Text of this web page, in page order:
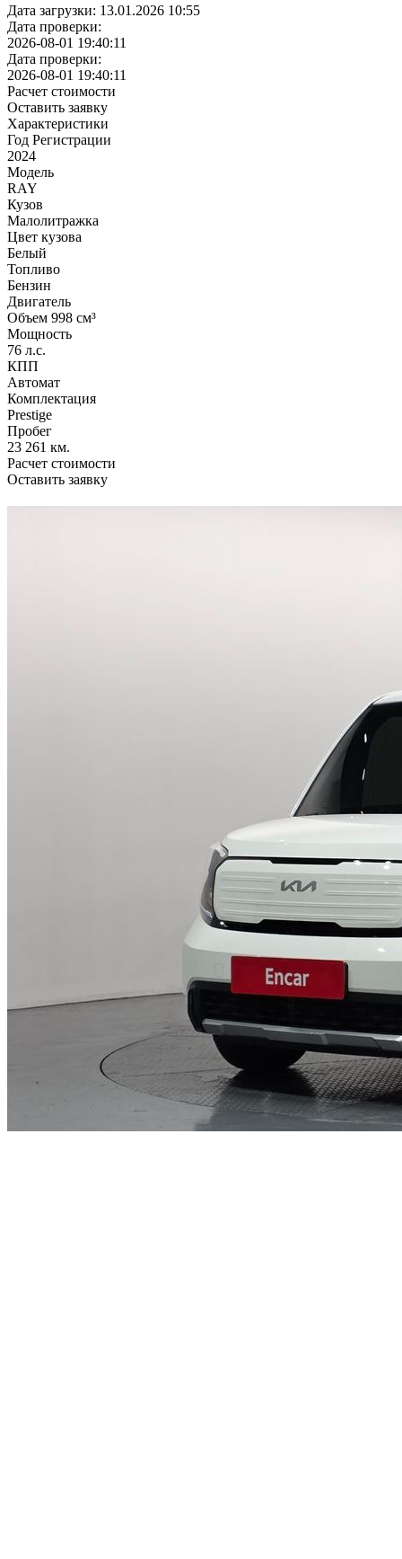
Дата загрузки: 13.01.2026 10:55
Дата проверки:
2026-08-01 19:40:11
Дата проверки:
2026-08-01 19:40:11
Расчет стоимости
Оставить заявку
Характеристики
Год Регистрации
2024
Модель
RAY
Кузов
Малолитражка
Цвет кузова
Белый
Топливо
Бензин
Двигатель
Объем 998 см³
Мощность
76 л.с.
КПП
Автомат
Комплектация
Prestige
Пробег
23 261 км.
Расчет стоимости
Оставить заявку